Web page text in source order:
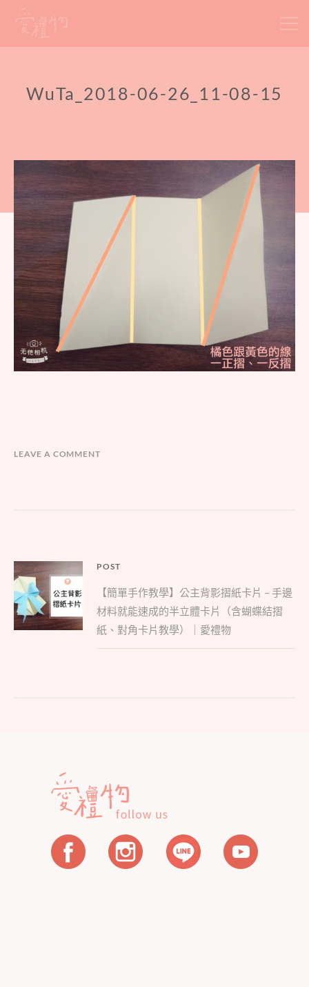
WuTa_2018-06-26_11-08-15
LEAVE A COMMENT
文
章
導
覽
POST
Parent
post:
【簡單手作教學】公主背影摺紙卡片 – 手邊
材料就能速成的半立體卡片（含蝴蝶結摺
紙、對角卡片教學）｜愛禮物